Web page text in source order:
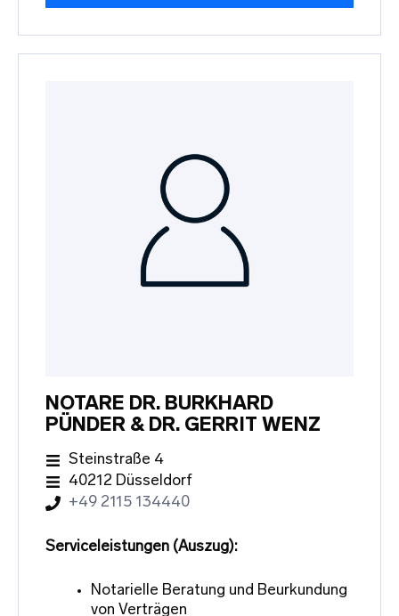
NOTARE DR. BURKHARD
PÜNDER & DR. GERRIT WENZ
Steinstraße 4
40212 Düsseldorf
+49 2115 134440
Serviceleistungen (Auszug):
Notarielle Beratung und Beurkundung
von Verträgen